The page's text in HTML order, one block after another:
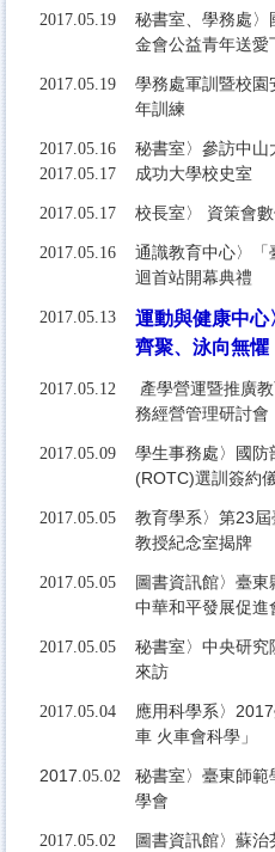
2017.05.19
秘書室、學務處〉
金會公益青年送愛
2017.05.19
學務處軍訓暨校園
年訓練
2017.05.16
2017.05.17
秘書室〉參訪中山
成功大學校史室
2017.05.17 校長室〉 資策會
2017.05.16
通識教育中心〉「
迴首站開幕典禮
2017.05.13
運動與健康中
齊聚、泳向無懼
2017.05.12
產學營運暨推廣
務經營管理研討會
2017.05.09
學生事務處〉國防
(ROTC)選訓簽約
2017.05.05
教育學系〉第23
教授紀念室揭牌
2017.05.05
圖書資訊館〉臺
中華和平發展促進
2017.05.05
秘書室〉中央研究
來訪
2017.05.04
應用科學系〉
車 火車會科學」
2017.05.02
秘書室〉臺東師範
學會
2017.05.02 圖書資訊館〉蘇